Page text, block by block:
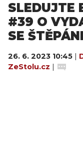
SLEDUJTE
#39 O
SE
26. 6. 2023 10:45 |
ZeStolu.cz |